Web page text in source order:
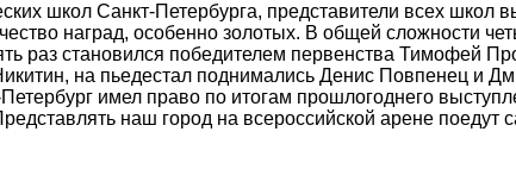
школ Санкт-Петербурга, представители всех
наград, особенно золотых. В общей сложности
раз становился победителем первенства Тимофей
на пьедестал поднимались Денис Повпенец и
имел право по итогам прошлогоднего
наш город на всероссийской арене